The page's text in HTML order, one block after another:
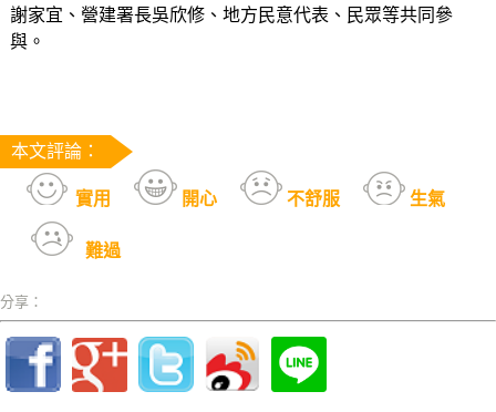
謝家宜、營建署長吳欣修、地方民意代表、民眾等共同參
與。
本文評論：
實用 開心 不舒服 生氣
難過
分享：